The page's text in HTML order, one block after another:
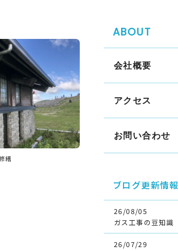
繕
ABOUT
会社概要
アクセス
お問い合わせ
ブログ更新情報
26/08/05
ガス工事の豆知識
26/07/29